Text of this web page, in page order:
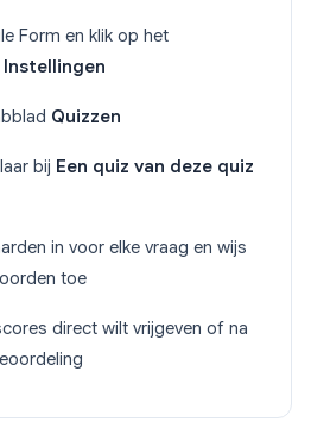
Form en klik op het
Instellingen
Quizzen
bij Een quiz van deze quiz
in voor elke vraag en wijs
toe
direct wilt vrijgeven of na